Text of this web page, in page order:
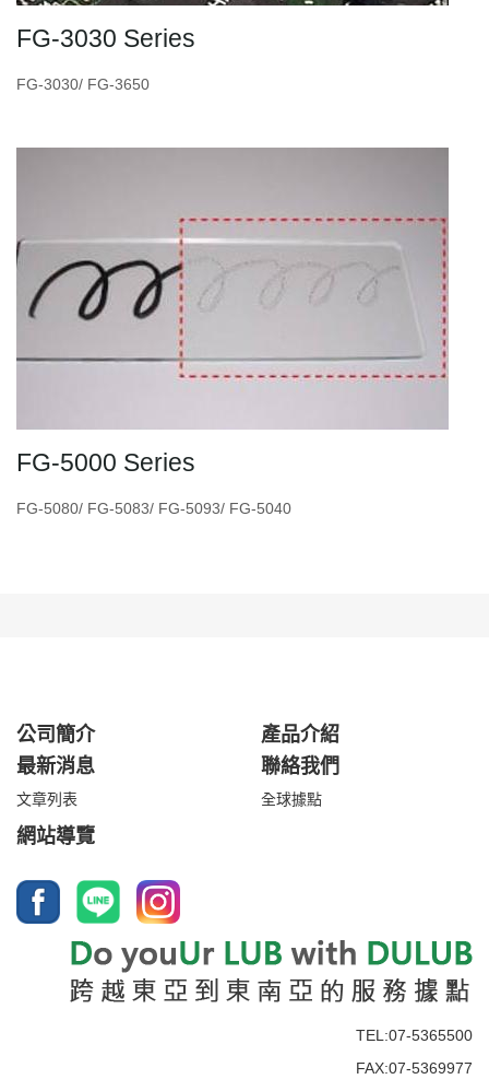
FG-3030 Series
FG-3030/ FG-3650
FG-5000 Series
FG-5080/ FG-5083/ FG-5093/ FG-5040
公司簡介
產品介紹
最新消息
文章列表
聯絡我們
全球據點
網站導覽
TEL:07-5365500
FAX:07-5369977